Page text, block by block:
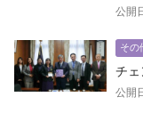
公開
その
チェ
公開